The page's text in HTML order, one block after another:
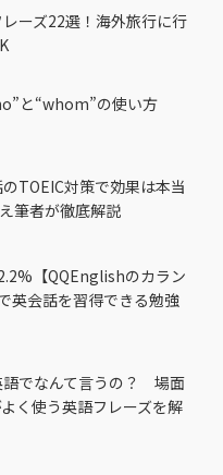
ーズ22選！海外旅行に行
と“whom”の使い方
TOEIC対策で効果は本当
筆者が徹底解説
【QQEnglishのカラン
英会話を習得できる勉強
語でなんて言うの？ 場面
く使う英語フレーズを解